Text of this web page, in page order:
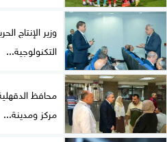
وزير الإنتاج
التكنولوجية...
محافظ
مركز ومدينة...